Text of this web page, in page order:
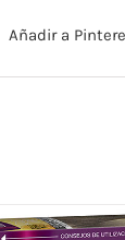
Añadir a